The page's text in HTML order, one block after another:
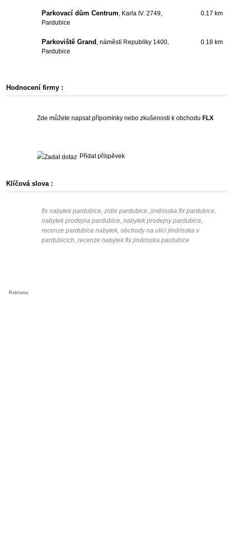
Parkovací dům Centrum, Karla IV. 2749,
Pardubice
0.17 km
Parkoviště Grand , náměstí Republiky 1400,
Pardubice
0.18 km
Hodnocení firmy :
Zde můžete napsat přípomínky nebo zkušenosti k obchodu FLX
Přidat příspěvek
Klíčová slova :
flx nabytek pardubice, zidle pardubice, jindrisska flx pardubice,
nabytek prodejna pardubice, nabytek prodejny pardubice,
recenze pardubice nabytek, obchody na ulici jindrisska v
pardubicich, recenze nabytek flx jindrisska pardubice
Reklama